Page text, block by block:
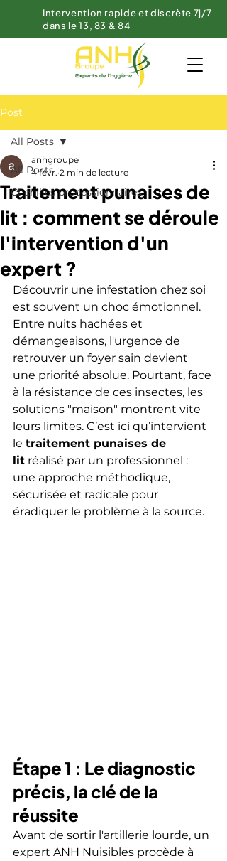
Intervention rapide et discrète 7j/7
dans le 13, 83 & 84
Post
All Posts
Chenilles processionnaires
All Posts
Traitement punaises de
lit : comment se déroule
l'intervention d'un
expert ?
anhgroupe
4 févr. 2 min de lecture
Découvrir une infestation chez soi
est souvent un choc émotionnel.
Entre nuits hachées et
démangeaisons, l'urgence de
retrouver un foyer sain devient
une priorité absolue. Pourtant, face
à la résistance de ces insectes, les
solutions "maison" montrent vite
leurs limites. C’est ici qu’intervient
le traitement punaises de
lit réalisé par un professionnel :
une approche méthodique,
sécurisée et radicale pour
éradiquer le problème à la source.
Étape 1 : Le diagnostic
précis, la clé de la
réussite
Avant de sortir l'artillerie lourde, un
expert ANH Nuisibles procède à